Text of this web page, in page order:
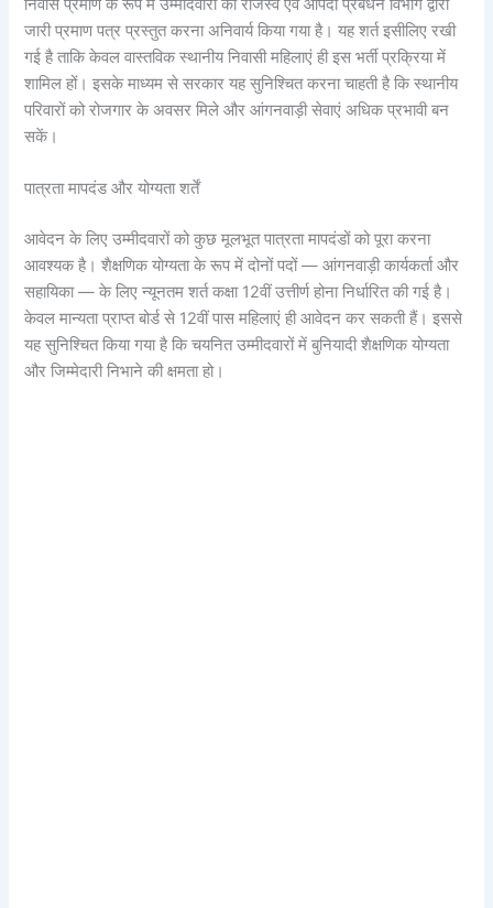
जारी प्रमाण पत्र प्रस्तुत करना अनिवार्य किया गया है। यह शर्त इसीलिए रखी
गई है ताकि केवल वास्तविक स्थानीय निवासी महिलाएं ही इस भर्ती प्रक्रिया में
शामिल हों। इसके माध्यम से सरकार यह सुनिश्चित करना चाहती है कि स्थानीय
परिवारों को रोजगार के अवसर मिले और आंगनवाड़ी सेवाएं अधिक प्रभावी बन
सकें।
पात्रता मापदंड और योग्यता शर्तें
आवेदन के लिए उम्मीदवारों को कुछ मूलभूत पात्रता मापदंडों को पूरा करना
आवश्यक है। शैक्षणिक योग्यता के रूप में दोनों पदों — आंगनवाड़ी कार्यकर्ता और
सहायिका — के लिए न्यूनतम शर्त कक्षा 12वीं उत्तीर्ण होना निर्धारित की गई है।
केवल मान्यता प्राप्त बोर्ड से 12वीं पास महिलाएं ही आवेदन कर सकती हैं। इससे
यह सुनिश्चित किया गया है कि चयनित उम्मीदवारों में बुनियादी शैक्षणिक योग्यता
और जिम्मेदारी निभाने की क्षमता हो।